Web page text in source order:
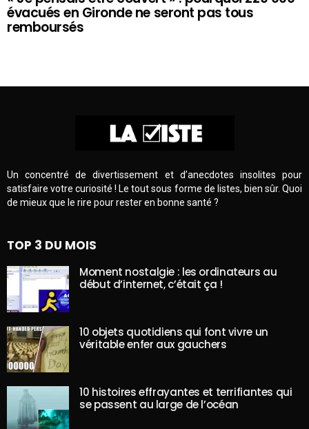
évacués en Gironde ne seront pas tous
remboursés
Un concentré de divertissement et d’anecdotes insolites pour
satisfaire votre curiosité ! Le tout sous forme de listes, bien sûr. Quoi
de mieux que le rire pour rester en bonne santé ?
TOP 3 DU MOIS
Moment nostalgie : les ordinateurs au
début d’internet, c’était ça !
10 objets quotidiens qui font vivre un
véritable enfer aux gauchers
10 histoires effrayantes et terrifiantes qui
se passent au large de l’océan